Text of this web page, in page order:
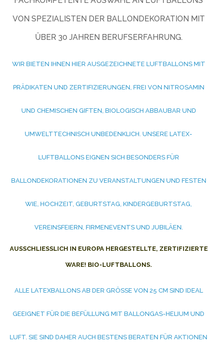
VON SPEZIALISTEN DER BALLONDEKORATION MIT
ÜBER 30 JAHREN BERUFSERFAHRUNG.
WIR BIETEN IHNEN HIER AUSGEZEICHNETE LUFTBALLONS MIT
PRÄDIKATEN UND ZERTIFIZIERUNGEN, FREI VON NITROSAMIN
UND CHEMISCHEN GIFTEN, BIOLOGISCH ABBAUBAR UND
UMWELTTECHNISCH UNBEDENKLICH. UNSERE LATEX-
LUFTBALLONS EIGNEN SICH BESONDERS FÜR
BALLONDEKORATIONEN ZU VERANSTALTUNGEN UND FESTEN
WIE, HOCHZEIT, GEBURTSTAG, KINDERGEBURTSTAG,
VEREINSFEIERN, FIRMENEVENTS UND JUBILÄEN.
AUSSCHLIESSLICH IN EUROPA HERGESTELLTE, ZERTIFIZIERTE W
ARE! BIO-LUFTBALLONS.
ALLE LATEXBALLONS AB DER GRÖSSE VON 25 CM SIND IDEAL G
EEIGNET FÜR DIE BEFÜLLUNG MIT BALLONGAS-HELIUM UND L
UFT. SIE SIND DAHER AUCH BESTENS BERATEN FÜR AKTIONEN W